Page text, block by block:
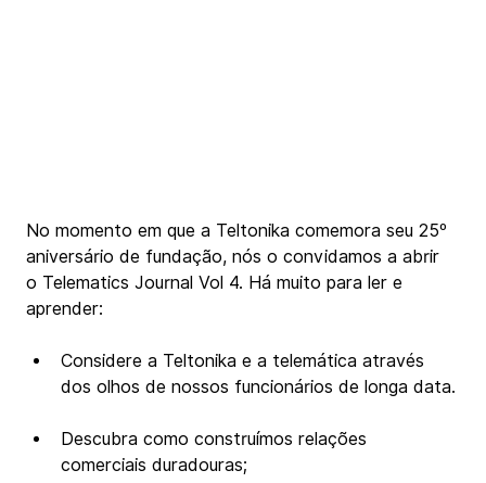
No momento em que a Teltonika comemora seu 25º
aniversário de fundação, nós o convidamos a abrir
o Telematics Journal Vol 4. Há muito para ler e
aprender:
Considere a Teltonika e a telemática através
dos olhos de nossos funcionários de longa data.
Descubra como construímos relações
comerciais duradouras;